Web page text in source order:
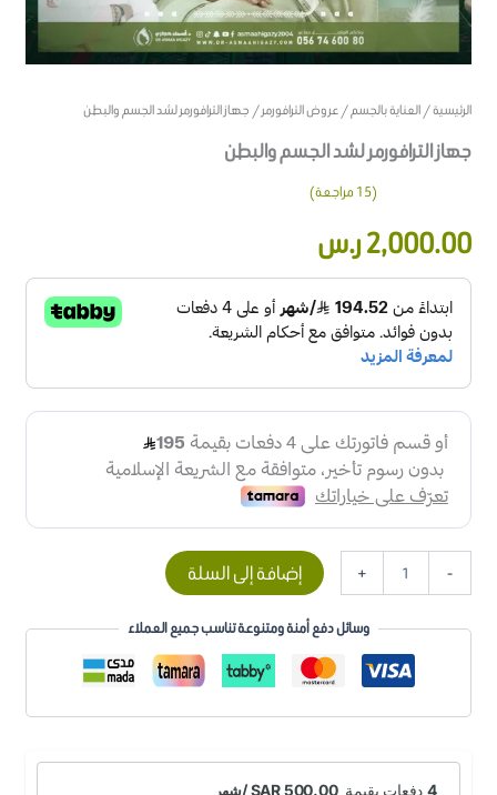
الرئيسية/العناية بالجسم/عروض الترافورمر/ جهاز الترافورمر لشد الجسم والبطن
جهاز الترافورمر لشد الجسم والبطن
بـ3.93من
5 بناءً
عميل
(
15مراجعة)
2,000.00ر.س
-
+ إضافة إلى السلة
وسائل دفع أمنة ومتنوعة تناسب جميع العملاء